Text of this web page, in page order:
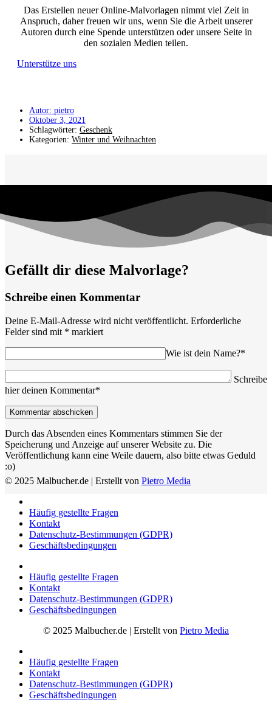
Das Erstellen neuer Online-Malvorlagen nimmt viel Zeit in
Anspruch, daher freuen wir uns, wenn Sie die Arbeit unserer
Autoren durch eine Spende unterstützen oder unsere Seite in
den sozialen Medien teilen.
Unterstütze uns
Autor: pietro
Oktober 3, 2021
Schlagwörter: Geschenk
Kategorien: Winter und Weihnachten
Gefällt dir diese Malvorlage?
Schreibe einen Kommentar
Deine E-Mail-Adresse wird nicht veröffentlicht. Erforderliche
Felder sind mit * markiert
Wie ist dein Name?*
Schreibe
hier deinen Kommentar*
Durch das Absenden eines Kommentars stimmen Sie der
Speicherung und Anzeige auf unserer Website zu. Die
Veröffentlichung kann eine Weile dauern, also bitte etwas Geduld
:o)
© 2025 Malbucher.de | Erstellt von Pietro Media
Häufig gestellte Fragen
Kontakt
Datenschutz-Bestimmungen (GDPR)
Geschäftsbedingungen
Häufig gestellte Fragen
Kontakt
Datenschutz-Bestimmungen (GDPR)
Geschäftsbedingungen
© 2025 Malbucher.de | Erstellt von Pietro Media
Häufig gestellte Fragen
Kontakt
Datenschutz-Bestimmungen (GDPR)
Geschäftsbedingungen